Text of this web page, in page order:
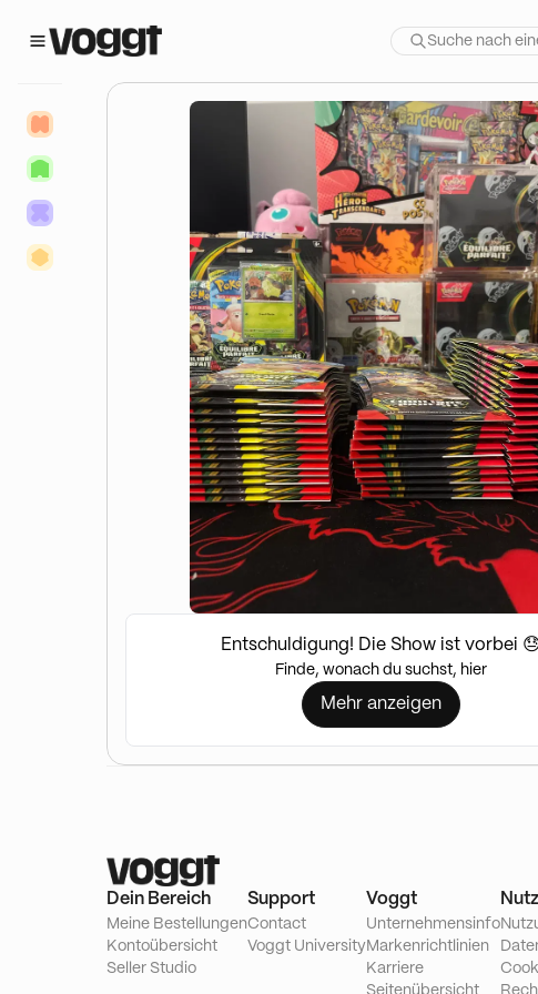
Entschuldigung! Die Show ist vorbei
Finde, wonach du suchst, hier
Mehr anzeigen
Dein Bereich
Meine Bestellungen
Kontoübersicht
Seller Studio
Support
Contact
Voggt University
Voggt
Unternehmensinfo
Markenrichtlinien
Karriere
Seitenübersicht